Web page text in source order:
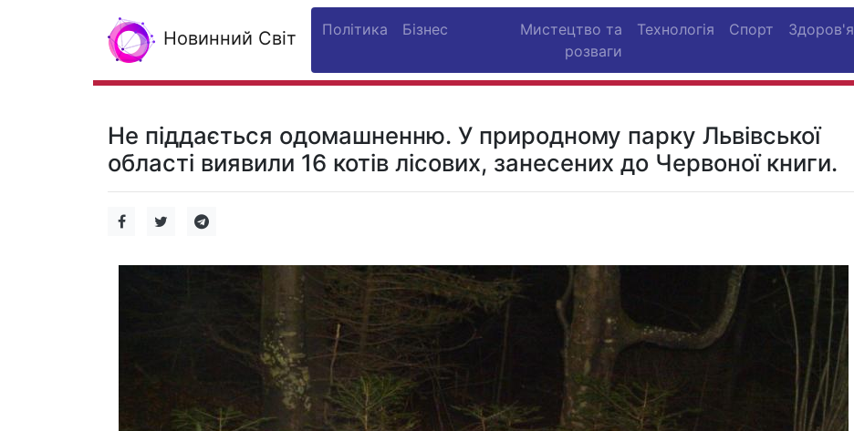
Новинний Світ Політика Бізнес
Мистецтво та
розваги
Технологія Спорт Здоров'я
Не піддається одомашненню. У природному парку Львівської
області виявили 16 котів лісових, занесених до Червоної книги.